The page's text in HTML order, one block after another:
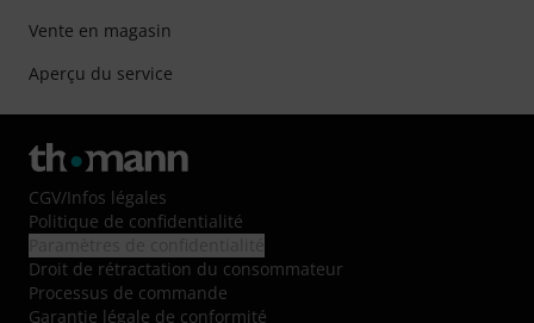
Vente en magasin
Aperçu du service
CGV/Infos légales
Politique de confidentialité
Droit de rétractation du consommateur
Processus de commande
Garantie légale de conformité